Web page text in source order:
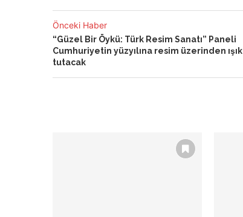
Önceki Haber
“Güzel Bir Öykü: Türk Resim Sanatı” Paneli
Cumhuriyetin yüzyılına resim üzerinden ışık
tutacak